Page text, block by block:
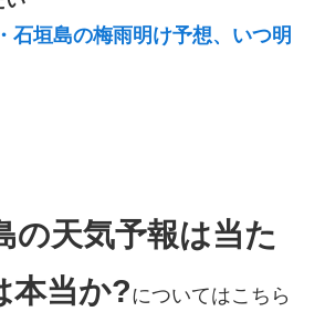
石垣島の梅雨明け予想、いつ明
の天気予報は当た
本当か?についてはこちら